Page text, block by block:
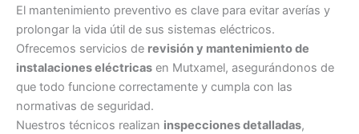
El mantenimiento preventivo es clave para evitar averías y
prolongar la vida útil de sus sistemas eléctricos.
Ofrecemos servicios de revisión y mantenimiento de
instalaciones eléctricas en Mutxamel, asegurándonos de
que todo funcione correctamente y cumpla con las
normativas de seguridad.
Nuestros técnicos realizan inspecciones detalladas,